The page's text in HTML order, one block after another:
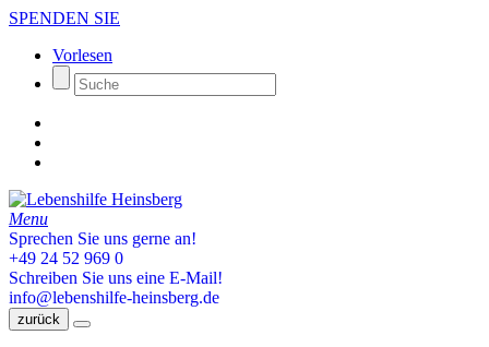
SPENDEN SIE
Vorlesen
Menu
Sprechen Sie uns gerne an!
+49 24 52 969 0
Schreiben Sie uns eine E-Mail!
info@lebenshilfe-heinsberg.de
zurück